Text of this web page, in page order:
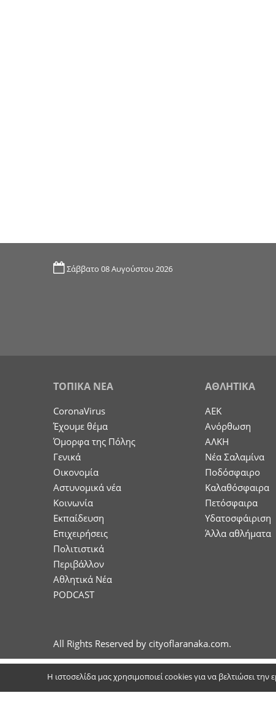
Σάββατο 08 Αυγούστου 2026
ΤΟΠΙΚΑ ΝΕΑ
CoronaVirus
Έχουμε θέμα
Όμορφα της Πόλης
Γενικά
Οικονομία
Aστυνομικά νέα
Κοινωνία
Εκπαίδευση
Επιχειρήσεις
Πολιτιστικά
Περιβάλλον
Αθλητικά Νέα
PODCAST
ΑΘΛΗΤΙΚΑ
ΑΕΚ
Ανόρθωση
ΑΛΚΗ
Νέα Σαλαμίνα
Ποδόσφαιρο
Καλαθόσφαιρα
Πετόσφαιρα
Υδατοσφάιριση
Άλλα αθλήματα
All Rights Reserved by cityoflaranaka.com.
Η ιστοσελίδα μας χρησιμοποιεί cookies για να βελτιώσει